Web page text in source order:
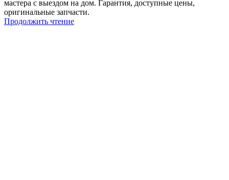
мастера с выездом на дом. Гарантия, доступные цены,
оригинальные запчасти.
Продолжить чтение